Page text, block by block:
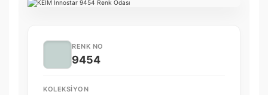
RENK NO
9454
KOLEKSIYON